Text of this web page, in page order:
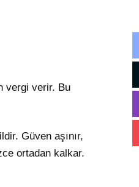
vergi verir. Bu
Güven aşınır,
ortadan kalkar.